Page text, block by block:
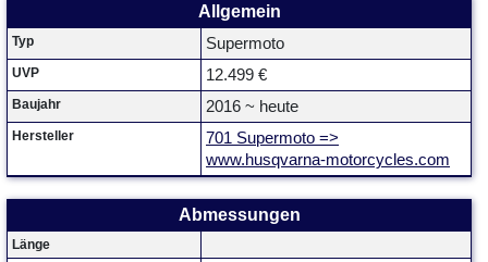
Allgemein
Typ Supermoto
UVP 12.499 €
Baujahr 2016 ~ heute
Hersteller
701 Supermoto =>
www.husqvarna-motorcycles.com
Abmessungen
Länge